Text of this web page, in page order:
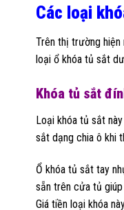
Các loại
Trên thị trường hiện
loại ổ khóa tủ sắt
Khóa tủ sắt
Loại khóa tủ sắt
sắt dạng chia ô khi
Ổ khóa tủ sắt tay
sẵn trên cửa tủ
Giá tiền loại khóa